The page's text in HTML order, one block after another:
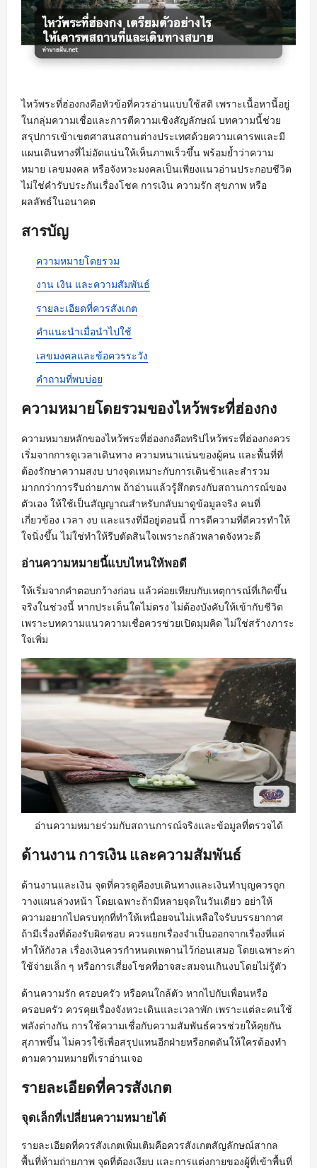
ไหว้พระที่ฮ่องกงคือหัวข้อที่ควรอ่านแบบใช้สติ เพราะเนื้อหานี้อยู่
ในกลุ่มความเชื่อและการตีความเชิงสัญลักษณ์ บทความนี้ช่วย
สรุปการเข้าเขตศาสนสถานต่างประเทศด้วยความเคารพและมี
แผนเดินทางที่ไม่อัดแน่นให้เห็นภาพเร็วขึ้น พร้อมย้ำว่าความ
หมาย เลขมงคล หรือจังหวะมงคลเป็นเพียงแนวอ่านประกอบชีวิต
ไม่ใช่คำรับประกันเรื่องโชค การเงิน ความรัก สุขภาพ หรือ
ผลลัพธ์ในอนาคต
สารบัญ
ความหมายโดยรวม
งาน เงิน และความสัมพันธ์
รายละเอียดที่ควรสังเกต
คำแนะนำเมื่อนำไปใช้
เลขมงคลและข้อควรระวัง
คำถามที่พบบ่อย
ความหมายโดยรวมของไหว้พระที่ฮ่องกง
ความหมายหลักของไหว้พระที่ฮ่องกงคือทริปไหว้พระที่ฮ่องกงควร
เริ่มจากการดูเวลาเดินทาง ความหนาแน่นของผู้คน และพื้นที่ที่
ต้องรักษาความสงบ บางจุดเหมาะกับการเดินช้าและสำรวม
มากกว่าการรีบถ่ายภาพ ถ้าอ่านแล้วรู้สึกตรงกับสถานการณ์ของ
ตัวเอง ให้ใช้เป็นสัญญาณสำหรับกลับมาดูข้อมูลจริง คนที่
เกี่ยวข้อง เวลา งบ และแรงที่มีอยู่ตอนนี้ การตีความที่ดีควรทำให้
ใจนิ่งขึ้น ไม่ใช่ทำให้รีบตัดสินใจเพราะกลัวพลาดจังหวะดี
อ่านความหมายนี้แบบไหนให้พอดี
ให้เริ่มจากคำตอบกว้างก่อน แล้วค่อยเทียบกับเหตุการณ์ที่เกิดขึ้น
จริงในช่วงนี้ หากประเด็นใดไม่ตรง ไม่ต้องบังคับให้เข้ากับชีวิต
เพราะบทความแนวความเชื่อควรช่วยเปิดมุมคิด ไม่ใช่สร้างภาระ
ใจเพิ่ม
อ่านความหมายร่วมกับสถานการณ์จริงและข้อมูลที่ตรวจได้
ด้านงาน การเงิน และความสัมพันธ์
ด้านงานและเงิน จุดที่ควรดูคืองบเดินทางและเงินทำบุญควรถูก
วางแผนล่วงหน้า โดยเฉพาะถ้ามีหลายจุดในวันเดียว อย่าให้
ความอยากไปครบทุกที่ทำให้เหนื่อยจนไม่เหลือใจรับบรรยากาศ
ถ้ามีเรื่องที่ต้องรับผิดชอบ ควรแยกเรื่องจำเป็นออกจากเรื่องที่แค่
ทำให้กังวล เรื่องเงินควรกำหนดเพดานไว้ก่อนเสมอ โดยเฉพาะค่า
ใช้จ่ายเล็ก ๆ หรือการเสี่ยงโชคที่อาจสะสมจนเกินงบโดยไม่รู้ตัว
ด้านความรัก ครอบครัว หรือคนใกล้ตัว หากไปกับเพื่อนหรือ
ครอบครัว ควรคุยเรื่องจังหวะเดินและเวลาพัก เพราะแต่ละคนใช้
พลังต่างกัน การใช้ความเชื่อกับความสัมพันธ์ควรช่วยให้คุยกัน
สุภาพขึ้น ไม่ควรใช้เพื่อสรุปแทนอีกฝ่ายหรือกดดันให้ใครต้องทำ
ตามความหมายที่เราอ่านเจอ
รายละเอียดที่ควรสังเกต
จุดเล็กที่เปลี่ยนความหมายได้
รายละเอียดที่ควรสังเกตเพิ่มเติมคือควรสังเกตสัญลักษณ์สากล
พื้นที่ห้ามถ่ายภาพ จุดที่ต้องเงียบ และการแต่งกายของผู้ที่เข้าพื้นที่